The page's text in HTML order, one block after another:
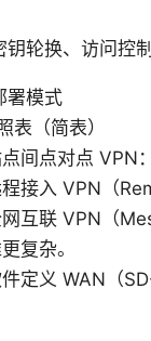
轮换、访问控
署模式
表（简表）
间点对点 VPN
接入 VPN（
互联 VPN（
复杂。
定义 WAN（